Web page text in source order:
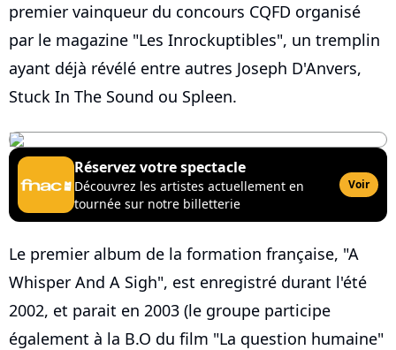
premier vainqueur du concours CQFD organisé
par le magazine "Les Inrockuptibles", un tremplin
ayant déjà révélé entre autres Joseph D'Anvers,
Stuck In The Sound ou Spleen.
Réservez votre spectacle
Découvrez les artistes actuellement en
tournée sur notre billetterie
Voir
Le premier album de la formation française, "A
Whisper And A Sigh", est enregistré durant l'été
2002, et parait en 2003 (le groupe participe
également à la B.O du film "La question humaine"